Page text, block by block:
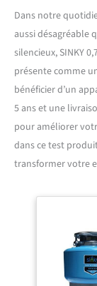
Dans notre
aussi désagréable
silencieux, SINKY
présente comme
bénéficier d’un
5 ans et une
pour améliorer
dans ce test
transformer votre